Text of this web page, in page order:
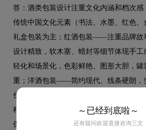
答：酒类包装设计注重文化内涵和档次
传统中国文化元素（书法、水墨、红色、
礼盒包装为主；红酒包装——注重品牌故
设计精致，软木塞、蜡封等细节体现手
轻化和场景化，色彩鲜艳、图形大胆，罐
重；洋酒包装——简约现代、线条硬朗，
份标识。共同特点：瓶型本身是重要设
种纸、烫金、凹凸）影响整体档次，礼盒
保护。
～已经到底啦～
还有疑问欢迎直接咨询三文